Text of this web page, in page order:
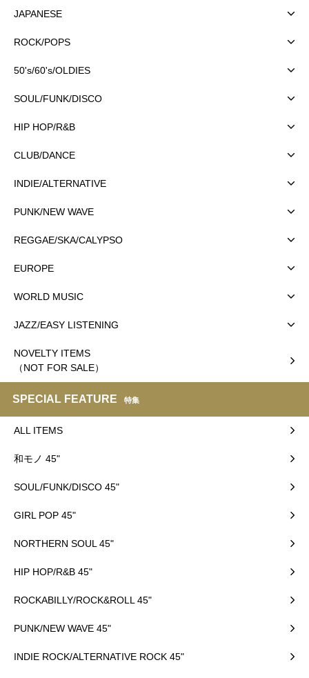
JAPANESE
ROCK/POPS
50's/60's/OLDIES
SOUL/FUNK/DISCO
HIP HOP/R&B
CLUB/DANCE
INDIE/ALTERNATIVE
PUNK/NEW WAVE
REGGAE/SKA/CALYPSO
EUROPE
WORLD MUSIC
JAZZ/EASY LISTENING
NOVELTY ITEMS
（NOT FOR SALE）
SPECIAL FEATURE 特集
ALL ITEMS
和モノ 45"
SOUL/FUNK/DISCO 45"
GIRL POP 45"
NORTHERN SOUL 45"
HIP HOP/R&B 45"
ROCKABILLY/ROCK&ROLL 45"
PUNK/NEW WAVE 45"
INDIE ROCK/ALTERNATIVE ROCK 45"